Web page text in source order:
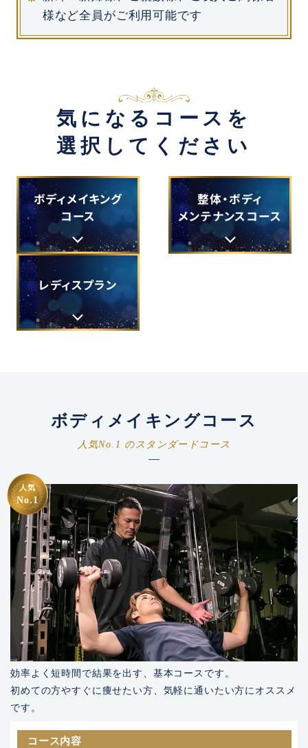
様など全員がご利用可能です
気になるコースを
選択してください
ボディメイキング
コース
整体・ボディ
メンテナンスコース
レディスプラン
ボディメイキングコース
人気No.1 のスタンダードコース
人気
No.1
効率よく短時間で結果を出す、基本コースです。
初めての方やすぐに痩せたい方、気軽に通いたい方にオススメ
です。
コース内容